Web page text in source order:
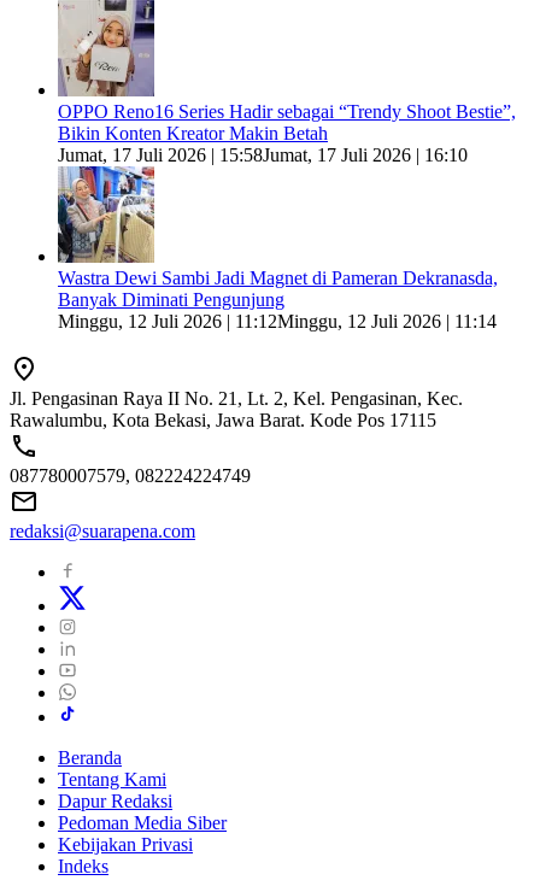
OPPO Reno16 Series Hadir sebagai “Trendy Shoot Bestie”,
Bikin Konten Kreator Makin Betah
Jumat, 17 Juli 2026 | 15:58Jumat, 17 Juli 2026 | 16:10
Wastra Dewi Sambi Jadi Magnet di Pameran Dekranasda,
Banyak Diminati Pengunjung
Minggu, 12 Juli 2026 | 11:12Minggu, 12 Juli 2026 | 11:14
Jl. Pengasinan Raya II No. 21, Lt. 2, Kel. Pengasinan, Kec.
Rawalumbu, Kota Bekasi, Jawa Barat. Kode Pos 17115
087780007579, 082224224749
redaksi@suarapena.com
Beranda
Tentang Kami
Dapur Redaksi
Pedoman Media Siber
Kebijakan Privasi
Indeks